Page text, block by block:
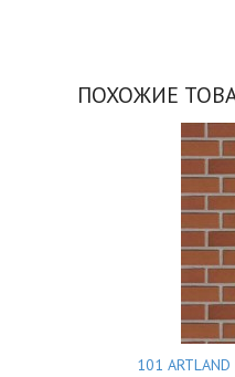
ПОХОЖИЕ
101 ARTLAND